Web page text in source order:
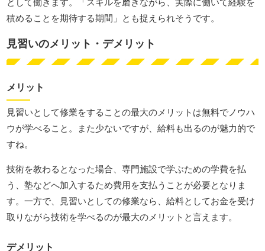
として働きます。「スキルを磨きながら、実際に働いて経験を
積めることを期待する期間」とも捉えられそうです。
見習いのメリット・デメリット
メリット
見習いとして修業をすることの最大のメリットは無料でノウハ
ウが学べること。また少ないですが、給料も出るのが魅力的で
すね。
技術を教わるとなった場合、専門施設で学ぶための学費を払
う、塾などへ加入するため費用を支払うことが必要となりま
す。一方で、見習いとしての修業なら、給料としてお金を受け
取りながら技術を学べるのが最大のメリットと言えます。
デメリット